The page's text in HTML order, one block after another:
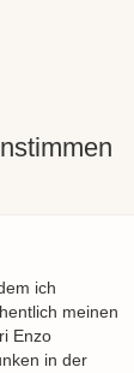
ich
meinen
Enzo
in der